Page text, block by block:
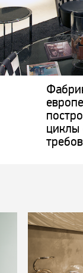
циклы